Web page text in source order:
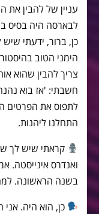
עניין של להבין את
לבארסה היה בסיס
כן, ברור, ידעתי
הימני הטוב
צריך להבין שהוא
חשבתי: 'אז בוא
לתפוס את הפרטים
התחלנו ליהנות.
קראתי שיש לך
ואנדרס אינייסטה.
בשנה הראשונה.
כן, הוא היה.